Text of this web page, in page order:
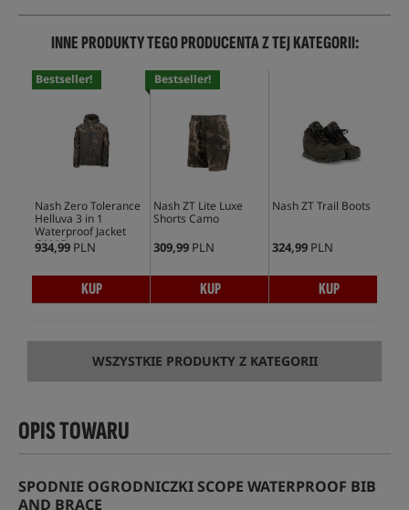
INNE PRODUKTY TEGO PRODUCENTA Z TEJ KATEGORII:
Bestseller!
Nash Zero Tolerance
Helluva 3 in 1
Waterproof Jacket
CAMO
934,99 PLN
KUP
Bestseller!
Nash ZT Lite Luxe
Shorts Camo
309,99 PLN
KUP
Nash ZT Trail Boots
324,99 PLN
KUP
WSZYSTKIE PRODUKTY Z KATEGORII
OPIS TOWARU
SPODNIE OGRODNICZKI SCOPE WATERPROOF BIB
AND BRACE